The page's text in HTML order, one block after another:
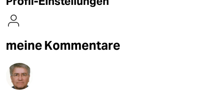
nord
wahrheit
verlag
verlag
meine Kommentare